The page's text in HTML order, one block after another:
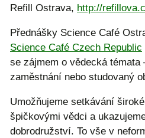
Refill Ostrava, http://
Přednášky Science Café
Science Café Czech Republic
se zájmem o vědecká témata
zaměstnání nebo studovaný
Umožňujeme setkávání
špičkovými vědci a
dobrodružství. To vše v